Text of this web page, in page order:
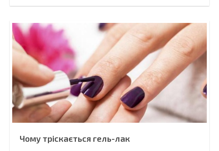
Чому тріскається гель-лак